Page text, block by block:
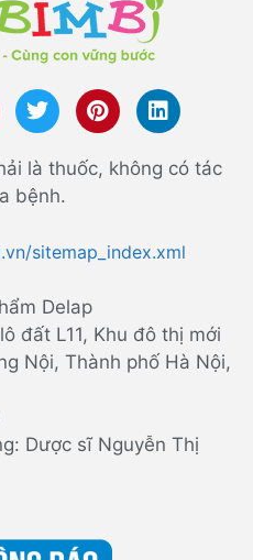
là thuốc, không có tác
bệnh.
sitemap_index.xml
Delap
đất L11, Khu đô thị mới
Nội, Thành phố Hà Nội,
Dược sĩ Nguyễn Thị